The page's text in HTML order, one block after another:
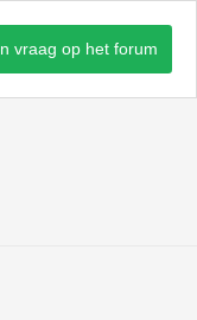
vraag op het forum